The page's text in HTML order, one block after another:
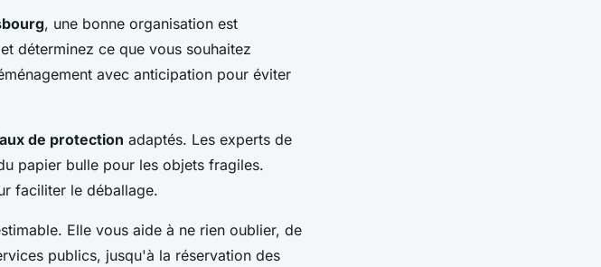
, une bonne organisation est
déterminez ce que vous souhaitez
avec anticipation pour éviter
de protection adaptés. Les experts de
papier bulle pour les objets fragiles.
faciliter le déballage.
Elle vous aide à ne rien oublier, de
publics, jusqu'à la réservation des